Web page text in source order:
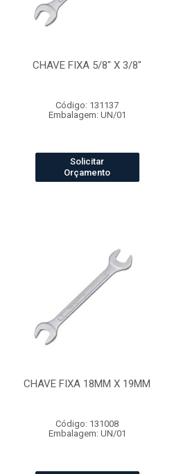
CHAVE FIXA 5/8" X 3/8"
Código: 131137
Embalagem: UN/01
Solicitar
Orçamento
CHAVE FIXA 18MM X 19MM
Código: 131008
Embalagem: UN/01